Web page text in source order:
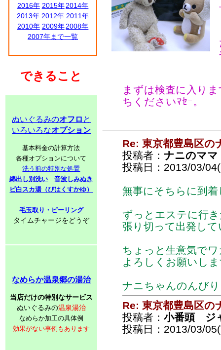
2016年 2015年 2014年
2013年 2012年 2011年
2010年 2009年 2008年
2007年まで一覧
できること
ぬいぐるみのオフロ と
いろいろなオプション
基本料金の計算方法
各種オプションについて
洗う前の特別な処置
綿出し別洗い
音波しみぬき
ビ白スカ湯（びはくすかゆ）
毛玉取り・ピーリング
タイムチャージをどうぞ
なめらか温泉郷の湯治
当店だけの特別なサービス
ぬいぐるみの温泉湯治
なめらか加工の具体例
効果がない事例もあります
まずは検査に入り
ちくださいﾏｾｰ。
Re: 東京都豊島区の
投稿者： ナニのママ
投稿日：2013/03/
無事にそちらに到
ずっとエステに行
張り切って出発し
ちょっと生意気で
よろしくお願いし
ナニちゃんのんび
Re: 東京都豊島区の
投稿者： 小番頭 ジ
投稿日：2013/03/